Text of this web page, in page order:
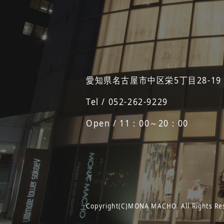
愛知県名古屋市中区栄5丁目28-
Tel / 052-262-9229
Open / 11：00～20：00
Copyright(C)MONA MACHO. All Rights